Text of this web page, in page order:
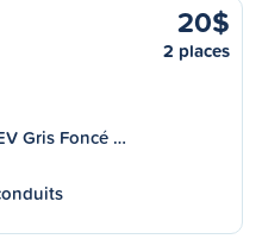
20$
2 places
Gris Foncé …